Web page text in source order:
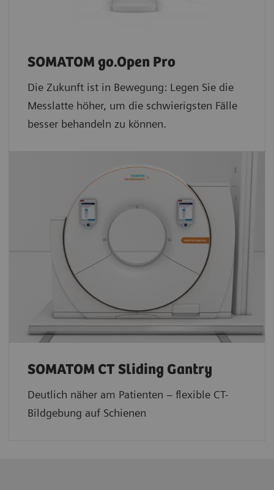
SOMATOM go.Open Pro
Die Zukunft ist in Bewegung: Legen Sie die
Messlatte höher, um die schwierigsten Fälle
besser behandeln zu können.
SOMATOM CT Sliding Gantry
Deutlich näher am Patienten – flexible CT-
Bildgebung auf Schienen